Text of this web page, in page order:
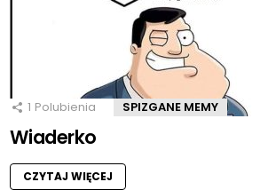
1 Polubienia SPIZGANE MEMY
Wiaderko
CZYTAJ WIĘCEJ